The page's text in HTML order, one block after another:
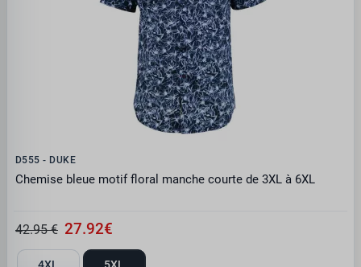
D555 - DUKE
Chemise bleue motif floral manche courte de 3XL à 6XL
42.95 € 27.92€